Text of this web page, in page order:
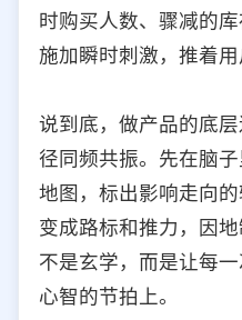
时购买人数、骤减的
施加瞬时刺激，推着用
说到底，做产品的底
径同频共振。先在脑
地图，标出影响走向
变成路标和推力，因
不是玄学，而是让每
心智的节拍上。